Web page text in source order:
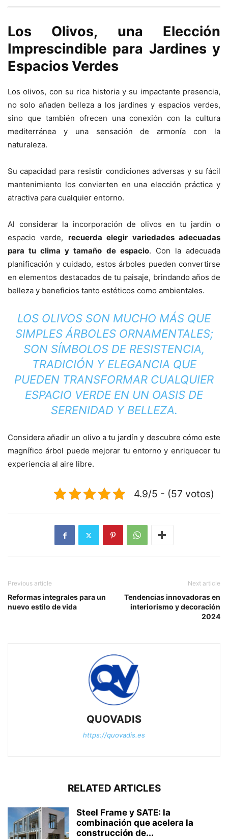
Los Olivos, una Elección
Imprescindible para Jardines y
Espacios Verdes
Los olivos, con su rica historia y su impactante presencia,
no solo añaden belleza a los jardines y espacios verdes,
sino que también ofrecen una conexión con la cultura
mediterránea y una sensación de armonía con la
naturaleza.
Su capacidad para resistir condiciones adversas y su fácil
mantenimiento los convierten en una elección práctica y
atractiva para cualquier entorno.
Al considerar la incorporación de olivos en tu jardín o
espacio verde, recuerda elegir variedades adecuadas
para tu clima y tamaño de espacio. Con la adecuada
planificación y cuidado, estos árboles pueden convertirse
en elementos destacados de tu paisaje, brindando años de
belleza y beneficios tanto estéticos como ambientales.
LOS OLIVOS SON MUCHO MÁS QUE
SIMPLES ÁRBOLES ORNAMENTALES;
SON SÍMBOLOS DE RESISTENCIA,
TRADICIÓN Y ELEGANCIA QUE
PUEDEN TRANSFORMAR CUALQUIER
ESPACIO VERDE EN UN OASIS DE
SERENIDAD Y BELLEZA.
Considera añadir un olivo a tu jardín y descubre cómo este
magnífico árbol puede mejorar tu entorno y enriquecer tu
experiencia al aire libre.
4.9/5 - (57 votos)
Previous article
Reformas integrales para un
nuevo estilo de vida
Next article
Tendencias innovadoras en
interiorismo y decoración
2024
QUOVADIS
https://quovadis.es
RELATED ARTICLES
Steel Frame y SATE: la
combinación que acelera la
construcción de...